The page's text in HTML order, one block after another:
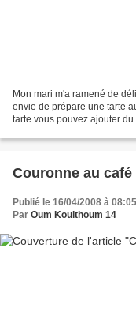
Mon mari m'a ramené de
envie de prépare une tarte
tarte vous pouvez ajouter
Couronne au café
Publié le 16/04/2008 à 08:05
Par Oum Koulthoum 14